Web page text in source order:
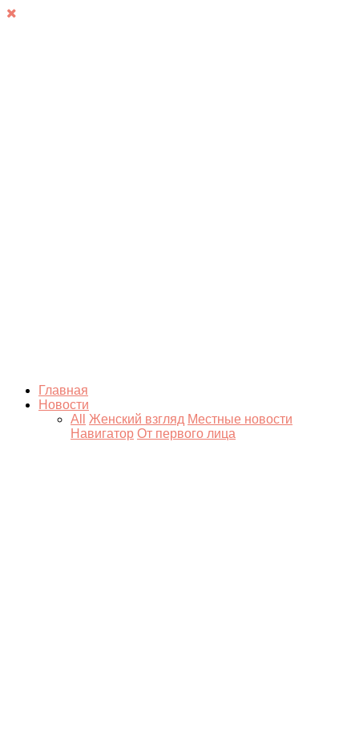
Главная
Новости
All
Женский взгляд Местные новости
Навигатор От первого лица